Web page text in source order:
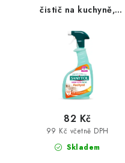
čistič na kuchyně,
Skladem
99 Kč včetně DPH
82 Kč